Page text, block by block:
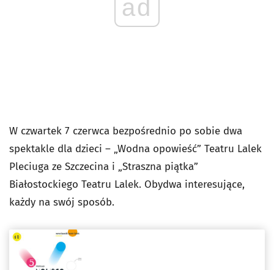
ad
W czwartek 7 czerwca bezpośrednio po sobie dwa
spektakle dla dzieci – „Wodna opowieść” Teatru Lalek
Pleciuga ze Szczecina i „Straszna piątka”
Białostockiego Teatru Lalek. Obydwa interesujące,
każdy na swój sposób.